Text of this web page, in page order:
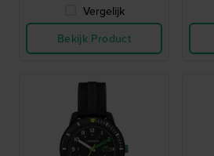
Vergelijk
Bekijk Product